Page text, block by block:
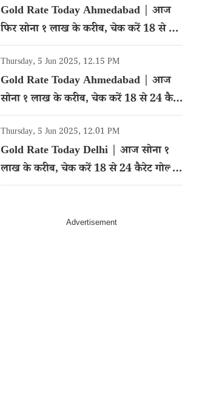
Gold Rate Today Ahmedabad | आज
फिर सोना १ लाख के करीब, चेक करें 18 से 24
कैरेट गोल्ड का रेट
Thursday, 5 Jun 2025, 12.15 PM
Gold Rate Today Ahmedabad | आज
सोना १ लाख के करीब, चेक करें 18 से 24 कैरेट
गोल्ड का रेट
Thursday, 5 Jun 2025, 12.01 PM
Gold Rate Today Delhi | आज सोना १
लाख के करीब, चेक करें 18 से 24 कैरेट गोल्ड
का रेट